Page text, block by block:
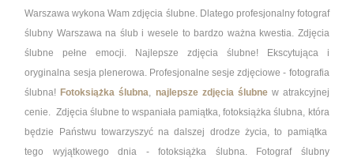
Warszawa wykona Wam zdjęcia ślubne. Dlatego profesjonalny fotograf
ślubny Warszawa na ślub i wesele to bardzo ważna kwestia. Zdjęcia
ślubne pełne emocji. Najlepsze zdjęcia ślubne! Ekscytująca i
oryginalna sesja plenerowa. Profesjonalne sesje zdjęciowe - fotografia
ślubna!Fotoksiążka ślubna najlepsze zdjęcia ślubnew atrakcyjnej
cenie. Zdjęcia ślubne to wspaniała pamiątka, fotoksiążka ślubna, która
będzie Państwu towarzyszyć na dalszej drodze życia, to pamiątka
tego wyjątkowego dnia - fotoksiążka ślubna. Fotograf ślubny